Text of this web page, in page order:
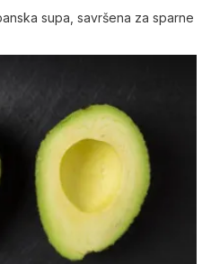
supa, savršena za sparne